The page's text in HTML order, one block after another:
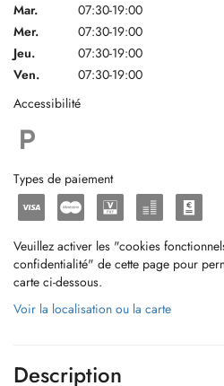
Mar.
07:30-19:00
Mer.
07:30-19:00
Jeu.
07:30-19:00
Ven.
07:30-19:00
Accessibilité
Types de paiement
Veuillez activer les "cookies
confidentialité" de cette page pour
carte ci-dessous.
Voir la localisation ou la carte
Description